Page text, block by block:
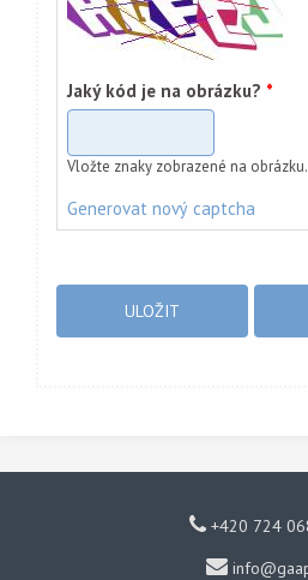
Jaký kód je na obrázku? *
Vložte znaky zobrazené na obrázku.
Generovat nový captcha
+420 724